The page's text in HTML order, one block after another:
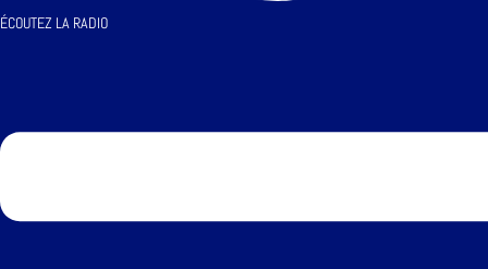
ÉCOUTEZ LA RADIO